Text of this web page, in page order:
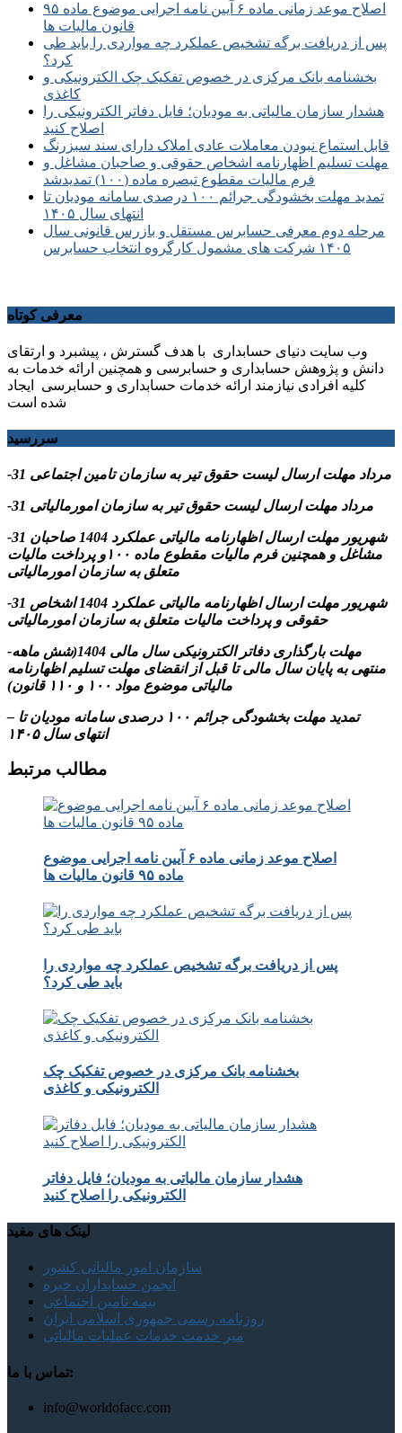
اصلاح موعد زمانی ماده ۶ آیین نامه اجرایی موضوع ماده ۹۵
قانون مالیات ها
پس از دریافت برگه تشخیص عملکرد چه مواردی را باید طی
کرد؟
بخشنامه بانک مرکزی در خصوص تفکیک چک الکترونیکی و
کاغذی
هشدار سازمان مالیاتی به مودیان؛ فایل دفاتر الکترونیکی را
اصلاح کنید
قابل استماع نبودن معاملات عادی املاک دارای سند سبزرنگ
مهلت تسلیم اظهارنامه اشخاص حقوقی و صاحبان مشاغل و
فرم مالیات مقطوع تبصره ماده (۱۰۰) تمدیدشد
تمدید مهلت بخشودگی جرائم ۱۰۰ درصدی سامانه مودیان تا
انتهای سال ۱۴۰۵
مرحله دوم معرفی حسابرس مستقل و بازرس قانونی سال
۱۴۰۵ شرکت های مشمول کارگروه انتخاب حسابرس
معرفی کوتاه
وب سایت دنیای حسابداری با هدف گسترش ، پیشبرد و ارتقای
دانش و پژوهش حسابداری و حسابرسی و همچنین ارائه خدمات به
کلیه افرادی نیازمند ارائه خدمات حسابداری و حسابرسی ایجاد
شده است
سررسید
-31 مرداد مهلت ارسال ليست حقوق تیر به سازمان تامین اجتماعی
-31 مرداد مهلت ارسال ليست حقوق تیر به سازمان امورمالیاتی
-31 شهریور مهلت ارسال اظهارنامه مالیاتی عملکرد 1404 صاحبان
مشاغل و همچنین فرم مالیات مقطوع ماده ۱۰۰و پرداخت مالیات
متعلق به سازمان امورمالیاتی
-31 شهریور مهلت ارسال اظهارنامه مالیاتی عملکرد 1404 اشخاص
حقوقی و پرداخت مالیات متعلق به سازمان امورمالیاتی
-مهلت بارگذاری دفاتر الکترونیکی سال مالی 1404(شش ماهه
منتهی به پایان سال مالی تا قبل از انقضای مهلت تسلیم اظهارنامه
مالیاتی موضوع مواد ۱۰۰ و ۱۱۰ قانون)
– تمدید مهلت بخشودگی جرائم ۱۰۰ درصدی سامانه مودیان تا
انتهای سال ۱۴۰۵
مطالب مرتبط
اصلاح موعد زمانی ماده ۶ آیین نامه اجرایی موضوع
ماده ۹۵ قانون مالیات ها
پس از دریافت برگه تشخیص عملکرد چه مواردی را
باید طی کرد؟
بخشنامه بانک مرکزی در خصوص تفکیک چک
الکترونیکی و کاغذی
هشدار سازمان مالیاتی به مودیان؛ فایل دفاتر
الکترونیکی را اصلاح کنید
لینک های مفید
سازمان امور مالیاتی کشور
انجمن حسابداران خبره
بیمه تامین اجتماعی
روزنامه رسمی جمهوری اسلامی ایران
میز خدمت خدمات عملیات مالیاتی
تماس با ما:
info@worldofacc.com